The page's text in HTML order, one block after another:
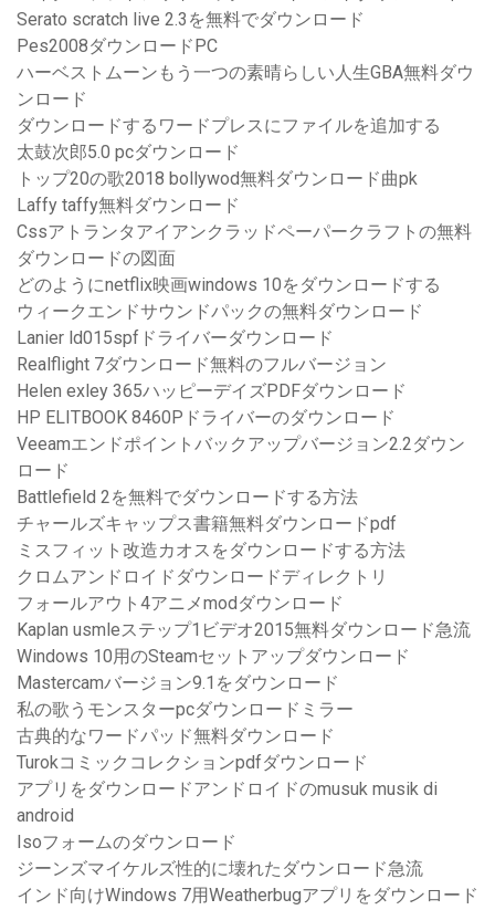
Serato scratch live 2.3を無料でダウンロード
Pes2008ダウンロードPC
ハーベストムーンもう一つの素晴らしい人生GBA無料ダウ
ンロード
ダウンロードするワードプレスにファイルを追加する
太鼓次郎5.0 pcダウンロード
トップ20の歌2018 bollywod無料ダウンロード曲pk
Laffy taffy無料ダウンロード
Cssアトランタアイアンクラッドペーパークラフトの無料
ダウンロードの図面
どのようにnetflix映画windows 10をダウンロードする
ウィークエンドサウンドパックの無料ダウンロード
Lanier ld015spfドライバーダウンロード
Realflight 7ダウンロード無料のフルバージョン
Helen exley 365ハッピーデイズPDFダウンロード
HP ELITBOOK 8460Pドライバーのダウンロード
Veeamエンドポイントバックアップバージョン2.2ダウン
ロード
Battlefield 2を無料でダウンロードする方法
チャールズキャップス書籍無料ダウンロードpdf
ミスフィット改造カオスをダウンロードする方法
クロムアンドロイドダウンロードディレクトリ
フォールアウト4アニメmodダウンロード
Kaplan usmleステップ1ビデオ2015無料ダウンロード急流
Windows 10用のSteamセットアップダウンロード
Mastercamバージョン9.1をダウンロード
私の歌うモンスターpcダウンロードミラー
古典的なワードパッド無料ダウンロード
Turokコミックコレクションpdfダウンロード
アプリをダウンロードアンドロイドのmusuk musik di
android
Isoフォームのダウンロード
ジーンズマイケルズ性的に壊れたダウンロード急流
インド向けWindows 7用Weatherbugアプリをダウンロード